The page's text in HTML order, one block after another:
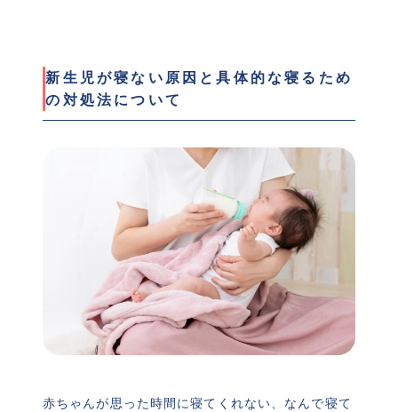
新生児が寝ない原因と具体的な寝るため
の対処法について
赤ちゃんが思った時間に寝てくれない、なんで寝て